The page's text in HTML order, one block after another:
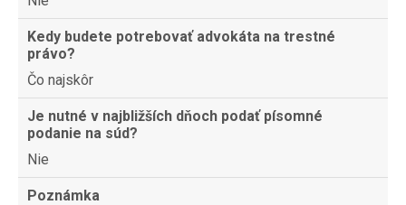
Kedy budete potrebovať advokáta na trestné
právo?
Čo najskôr
Je nutné v najbližších dňoch podať písomné
podanie na súd?
Nie
Poznámka